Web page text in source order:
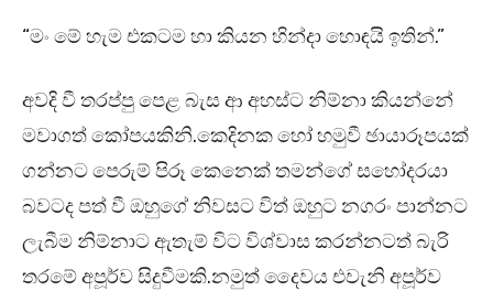
“මං මේ හැම එකටම හා කියන හින්දා හොඳයි ඉතින්.”
අවදි වී තරප්පු පෙළ බැස ආ අහස්ට නිම්නා කියන්නේ
මවාගත් කෝපයකිනි.කෙදිනක හෝ හමුවී ඡායාරූපයක්
ගන්නට පෙරුම් පිරූ කෙනෙක් තමන්ගේ සහෝදරයා
බවටද පත් වී ඔහුගේ නිවසට විත් ඔහුට නගරං පාන්නට
ලැබීම නිම්නාට ඇතැම් විට විශ්වාස කරන්නටත් බැරි
තරමේ අපූර්ව සිදුවීමකි.නමුත් දෛවය එවැනි අපූර්ව